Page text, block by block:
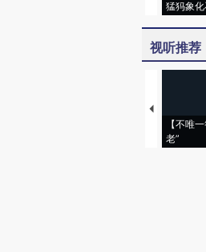
猛犸象
视听推荐
【不唯
老”